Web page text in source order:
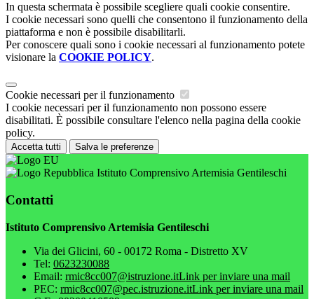
In questa schermata è possibile scegliere quali cookie consentire.
I cookie necessari sono quelli che consentono il funzionamento della
piattaforma e non è possibile disabilitarli.
Per conoscere quali sono i cookie necessari al funzionamento potete
visionare la COOKIE POLICY.
Cookie necessari per il funzionamento
I cookie necessari per il funzionamento non possono essere
disabilitati. È possibile consultare l'elenco nella pagina della cookie
policy.
Accetta tutti Salva le preferenze
Istituto Comprensivo Artemisia Gentileschi
Contatti
Istituto Comprensivo Artemisia Gentileschi
Via dei Glicini, 60 - 00172 Roma - Distretto XV
Tel: 0623230088
Email: rmic8cc007@istruzione.itLink per inviare una mail
PEC: rmic8cc007@pec.istruzione.itLink per inviare una mail